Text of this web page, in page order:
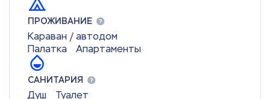
ПРОЖИВАНИЕ
Караван / автодом
Палатка
Апартаменты
САНИТАРИЯ
Душ Туалет